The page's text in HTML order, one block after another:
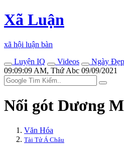
Xã Luận
xã hội luận bàn
Luyện IQ
Videos
Ngày Đẹp
09:09:09 AM, Thứ Abc 09/09/2021
Nối gót Dương
Văn Hóa
Tài Tử Á Châu